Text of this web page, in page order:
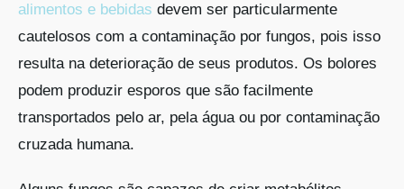
alimentos e bebidas devem ser particularmente
cautelosos com a contaminação por fungos, pois isso
resulta na deterioração de seus produtos. Os bolores
podem produzir esporos que são facilmente
transportados pelo ar, pela água ou por contaminação
cruzada humana.